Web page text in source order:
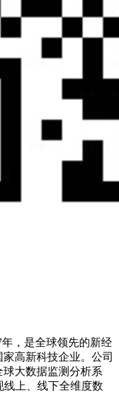
年，是全球领先的新经
高新科技企业。公司
大数据监测分析系
上、线下全维度数